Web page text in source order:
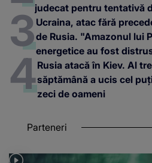
judecat pentru tentativă
Ucraina, atac fără
de Rusia. "Amazonul lui
energetice au fost
Rusia atacă în Kiev. Al
săptămână a ucis cel
zeci de oameni
Parteneri